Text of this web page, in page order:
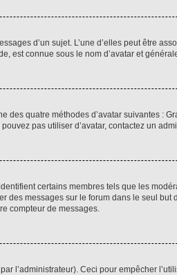
d’un sujet. L’une d’elles peut être
est connue sous le nom d’avatar et
quatre méthodes d’avatar suivantes :
pas utiliser d’avatar, contactez un
certains membres tels que les
des messages sur le forum dans le seul
compteur de messages.
l’administrateur). Ceci pour empêcher